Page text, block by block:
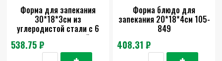
Форма для запекания
30*18*3см из
углеродистой стали с 6
отделениями серый и
бежевый мрамор 6038
538.75 ₽
Форма блюдо для
запекания 20*18*4см 105-
849
408.31 ₽